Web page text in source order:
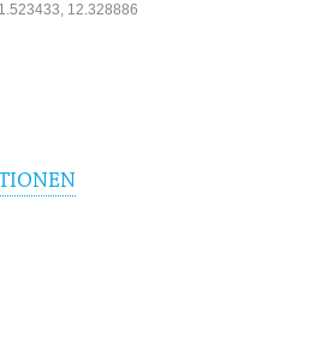
12.328886